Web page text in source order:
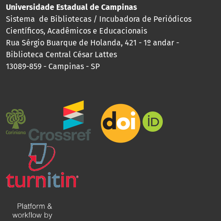
Universidade Estadual de Campinas
Sistema de Bibliotecas / Incubadora de Periódicos
Científicos, Acadêmicos e Educacionais
Rua Sérgio Buarque de Holanda, 421 - 1º andar -
Biblioteca Central César Lattes
13089-859 - Campinas - SP